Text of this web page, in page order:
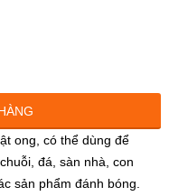
ong, có thể dùng để
đá, sàn nhà, con
sản phẩm đánh bóng.